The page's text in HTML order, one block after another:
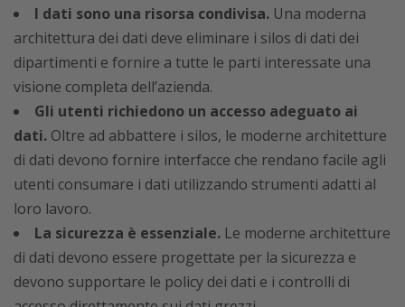
I dati sono una risorsa condivisa. Una moderna
architettura dei dati deve eliminare i silos di dati dei
dipartimenti e fornire a tutte le parti interessate una
visione completa dell’azienda.
Gli utenti richiedono un accesso adeguato ai
dati. Oltre ad abbattere i silos, le moderne architetture
di dati devono fornire interfacce che rendano facile agli
utenti consumare i dati utilizzando strumenti adatti al
loro lavoro.
La sicurezza è essenziale. Le moderne architetture
di dati devono essere progettate per la sicurezza e
devono supportare le policy dei dati e i controlli di